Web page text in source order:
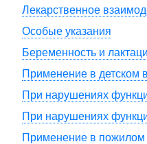
Лекарственное
Особые указания
Беременность и
Применение в детском
При нарушениях
При нарушениях
Применение в пожилом